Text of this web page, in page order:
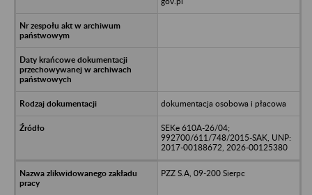
dokumentacja osobowa i płacowa
SEKe 610A-26/04;
992700/611/748/2015-SAK, UNP:
2017-00188672, 2026-00125380
PZZ S.A, 09-200 Sierpc